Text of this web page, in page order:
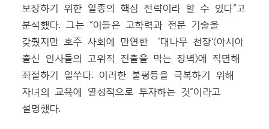
보장하기 위한 일종의 핵심 전략이라 할 수 있다”고
분석했다. 그는 “이들은 고학력과 전문 기술을
갖췄지만 호주 사회에 만연한 ‘대나무 천장’(아시아
출신 인사들의 고위직 진출을 막는 장벽)에 직면해
좌절하기 일쑤다. 이러한 불평등을 극복하기 위해
자녀의 교육에 열성적으로 투자하는 것”이라고
설명했다.